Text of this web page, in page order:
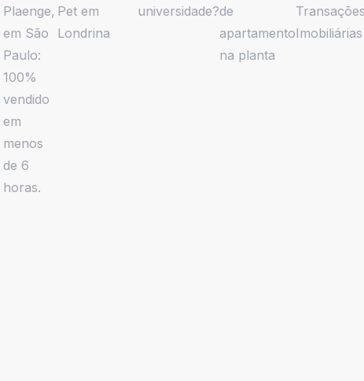
Plaenge,
em São
Paulo:
100%
vendido
em
menos
de 6
horas.
Pet em
Londrina
universidade?de
apartamento
na planta
Imobiliárias